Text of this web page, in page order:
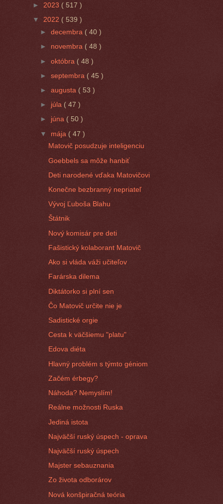
► 2023 ( 517 )
▼ 2022 ( 539 )
►decembra ( 40 )
► novembra ( 48 )
►októbra ( 48 )
►septembra ( 45 )
►augusta ( 53 )
► júla ( 47 )
► júna ( 50 )
▼ mája ( 47 )
Matovič posudzuje inteligenciu
Goebbels sa môže hanbiť
Deti narodené vďaka Matovičovi
Konečne bezbranný nepriateľ
Vývoj Ľuboša Blahu
Štátnik
Nový komisár pre deti
Fašistický kolaborant Matovič
Ako si vláda váži učiteľov
Farárska dilema
Diktátorko si plní sen
Čo Matovič určite nie je
Sadistické orgie
Cesta k väčšiemu "platu"
Edova diéta
Hlavný problém s týmto géniom
Začém érbegy?
Náhoda? Nemyslím!
Reálne možnosti Ruska
Jediná istota
Najväčší ruský úspech - oprava
Najväčší ruský úspech
Majster sebauznania
Zo života odborárov
Nová konšpiračná teória